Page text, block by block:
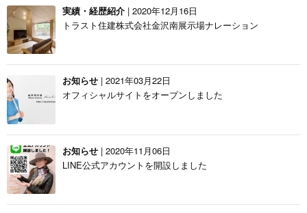
実績・経歴紹介 | 2020年12月16日
トラスト住建株式会社金沢南展示場ナレーション
お知らせ | 2021年03月22日
オフィシャルサイトをオープンしました
お知らせ | 2020年11月06日
LINE公式アカウントを開設しました